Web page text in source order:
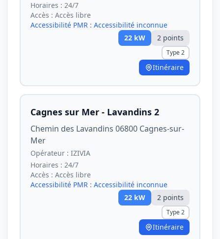
Horaires : 24/7
Accès : Accès libre
Accessibilité PMR : Accessibilité inconnue
22 kW 2 points
Type 2
Itinéraire
Cagnes sur Mer - Lavandins 2
Chemin des Lavandins 06800 Cagnes-sur-
Mer
Opérateur : IZIVIA
Horaires : 24/7
Accès : Accès libre
Accessibilité PMR : Accessibilité inconnue
22 kW 2 points
Type 2
Itinéraire